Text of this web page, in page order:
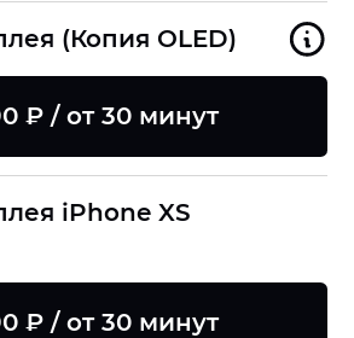
(Копия OLED)
₽ / от 30 минут
iPhone XS
₽ / от 30 минут